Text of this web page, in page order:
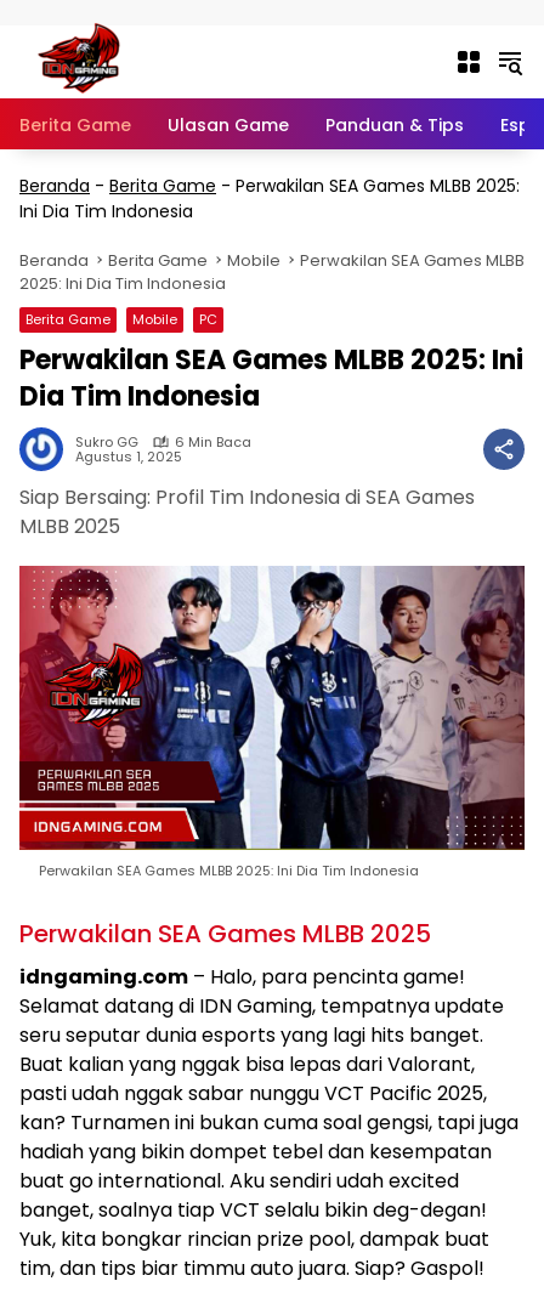
Berita Game Ulasan Game Panduan & Tips
Beranda - Berita Game - Perwakilan SEA Games MLBB 2025:
Ini Dia Tim Indonesia
Beranda Berita Game Mobile
Perwakilan SEA Games MLBB
2025: Ini Dia Tim Indonesia
Berita Game Mobile PC
Perwakilan SEA Games MLBB 2025: Ini
Dia Tim Indonesia
Sukro GG 6 Min Baca
Agustus 1, 2025
Siap Bersaing: Profil Tim Indonesia di SEA Games
MLBB 2025
Perwakilan SEA Games MLBB 2025: Ini Dia Tim Indonesia
Perwakilan SEA Games MLBB 2025
idngaming.com – Halo, para pencinta game!
Selamat datang di IDN Gaming, tempatnya update
seru seputar dunia esports yang lagi hits banget.
Buat kalian yang nggak bisa lepas dari Valorant,
pasti udah nggak sabar nunggu VCT Pacific 2025,
kan? Turnamen ini bukan cuma soal gengsi, tapi juga
hadiah yang bikin dompet tebel dan kesempatan
buat go international. Aku sendiri udah excited
banget, soalnya tiap VCT selalu bikin deg-degan!
Yuk, kita bongkar rincian prize pool, dampak buat
tim, dan tips biar timmu auto juara. Siap? Gaspol!